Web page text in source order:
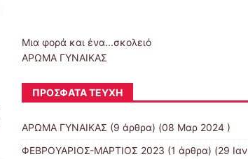
Μια φορά και ένα...σκολειό
ΑΡΩΜΑ ΓΥΝΑΙΚΑΣ
ΠΡΌΣΦΑΤΑ ΤΕΎΧΗ
ΑΡΩΜΑ ΓΥΝΑΙΚΑΣ (9 άρθρα) (08 Μαρ 2024 )
ΦΕΒΡΟΥΑΡΙΟΣ-ΜΑΡΤΙΟΣ 2023 (1 άρθρα) (29 Ιαν